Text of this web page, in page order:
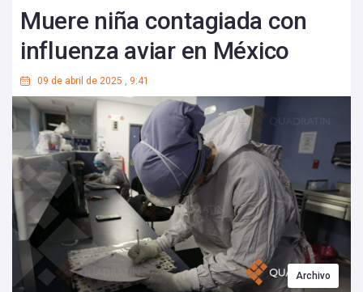
Muere niña contagiada con
influenza aviar en México
09 de abril de 2025 , 9:41
Archivo